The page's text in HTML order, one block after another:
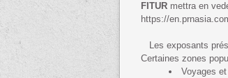
FITUR mettra en
https://
Les exposants
Certaines zones
Voyages